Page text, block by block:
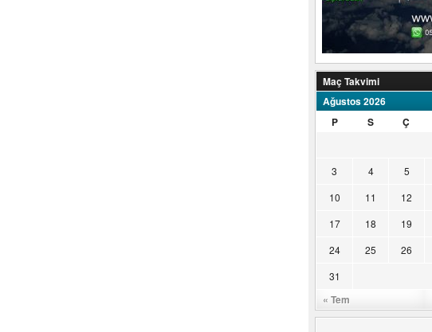
Maç Takvimi
Ağustos 2026
P
S Ç
« Tem
3
4 5
10
11 12
17
18 19
24
25 26
31